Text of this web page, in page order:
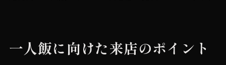
一人飯に向けた来店のポイント